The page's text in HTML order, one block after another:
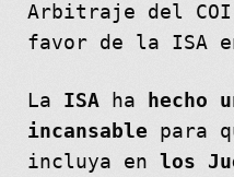
Arbitraje del
favor de la ISA
La ISA ha
hecho
incansablepara
incluya en los